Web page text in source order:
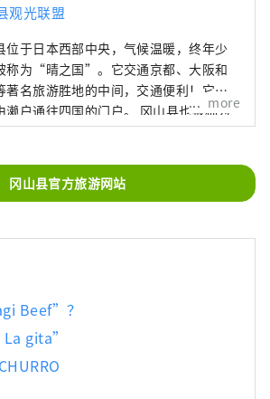
观光联盟
位于日本西部中央，气候温暖，终年少
称为“晴之国”。它交通京都、大阪和
著名旅游胜地的中间，交通便利！它也
通往四国的门户。 冈山县也被称为
山”，在濑户内温暖的气候下，阳光
质的。 您可以品尝白桃、麝香葡萄、先
令水果！ 冈山还拥有世界级的旅游
以及拥有历史、文化和艺术的仓敷美观
more
冈山县官方旅游网站
Beef”？
La gita”